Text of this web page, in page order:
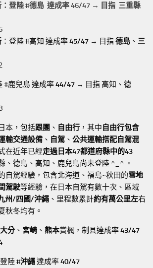
登陸 #德島 達成率 46/47 → 目指 三重縣
：登陸 #高知 達成率45/47 → 目指德島 、 三
#鹿兒島 達成率44/47 → 目指 高知、德
本，包括跟團 、 自由行 ，其中自由行包含
輸交通設備 、 自駕 、 公共運輸搭配自駕混
在近年已經走過日本47都道府縣中的43
、德島、高知、鹿兒島尚未登陸 ^_^ 。
自駕經驗，包含北海道、福島~秋田的雪地
駕駛等經驗，在日本自駕有數十次、區域
州/四國/沖繩 、里程數累計約有萬公里左右
秋冬均有。
大分、 宮崎 、 熊本賞楓，制县達成率43/47
登陸#沖繩達成率40/47